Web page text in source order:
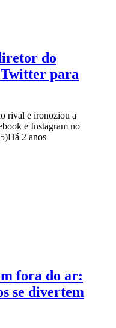
do
para
rival e ironoziou a
e Instagram no
Há 2 anos
fora do ar:
se divertem